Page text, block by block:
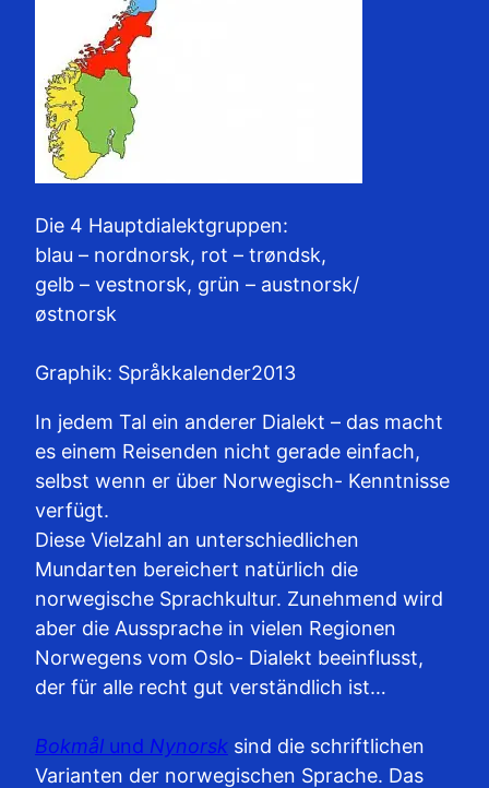
Die 4 Hauptdialektgruppen:
blau – nordnorsk, rot – trøndsk,
gelb – vestnorsk, grün – austnorsk/
østnorsk
Graphik: Språkkalender2013
In jedem Tal ein anderer Dialekt – das macht
es einem Reisenden nicht gerade einfach,
selbst wenn er über Norwegisch- Kenntnisse
verfügt.
Diese Vielzahl an unterschiedlichen
Mundarten bereichert natürlich die
norwegische Sprachkultur. Zunehmend wird
aber die Aussprache in vielen Regionen
Norwegens vom Oslo- Dialekt beeinflusst,
der für alle recht gut verständlich ist…
Bokmål und Nynorsk sind die schriftlichen
Varianten der norwegischen Sprache. Das